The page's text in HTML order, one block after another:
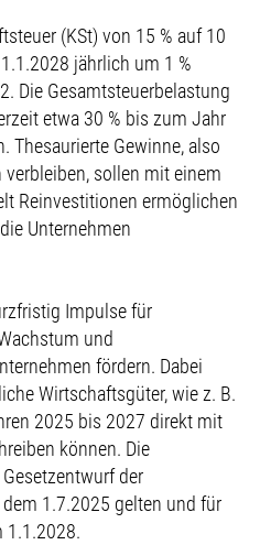
(KSt) von 15 % auf 10
jährlich um 1 %
Die Gesamtsteuerbelastung
etwa 30 % bis zum Jahr
Thesaurierte Gewinne, also
sollen mit einem
Reinvestitionen ermöglichen
Unternehmen
Impulse für
und
fördern. Dabei
Wirtschaftsgüter, wie z. B.
2025 bis 2027 direkt mit
können. Die
der
1.7.2025 gelten und für
1.1.2028.